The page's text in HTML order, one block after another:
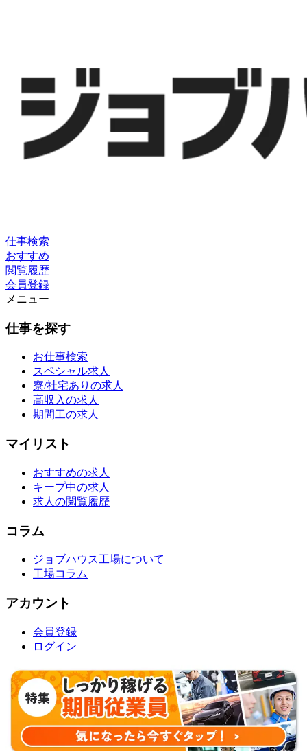
仕事検索
おすすめ
閲覧履歴
会員登録
メニュー
仕事を探す
お仕事検索
スペシャル求人
寮/社宅ありの求人
高収入の求人
期間工の求人
マイリスト
おすすめの求人
キープ中の求人
求人の閲覧履歴
コラム
ジョブハウス工場について
工場コラム
アカウント
会員登録
ログイン